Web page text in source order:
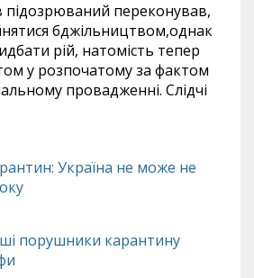
переконував,
бджільництвом,однак
рій, натомість тепер
у розпочатому за фактом
провадженні. Слідчі
Україна не може не
порушники карантину